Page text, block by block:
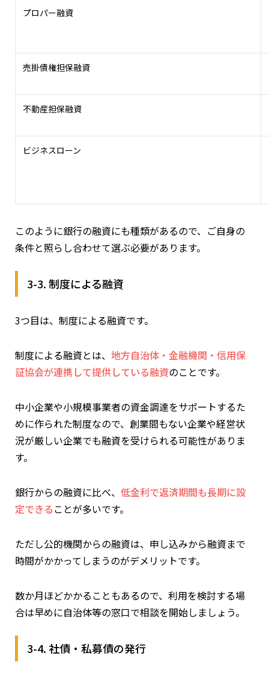
プロパー融資
売掛債権担保融資
不動産担保融資
ビジネスローン
このように銀行の融資にも種類があるので、ご自身の
条件と照らし合わせて選ぶ必要があります。
3-3. 制度による融資
3つ目は、制度による融資です。
制度による融資とは、 地方自治体・金融機関・信用保
証協会が連携して提供している融資のことです。
中小企業や小規模事業者の資金調達をサポートするた
めに作られた制度なので、創業間もない企業や経営状
況が厳しい企業でも融資を受けられる可能性がありま
す。
銀行からの融資に比べ、 低金利で返済期間も長期に設
定できることが多いです。
ただし公的機関からの融資は、申し込みから融資まで
時間がかかってしまうのがデメリットです。
数か月ほどかかることもあるので、利用を検討する場
合は早めに自治体等の窓口で相談を開始しましょう。
3-4. 社債・私募債の発行